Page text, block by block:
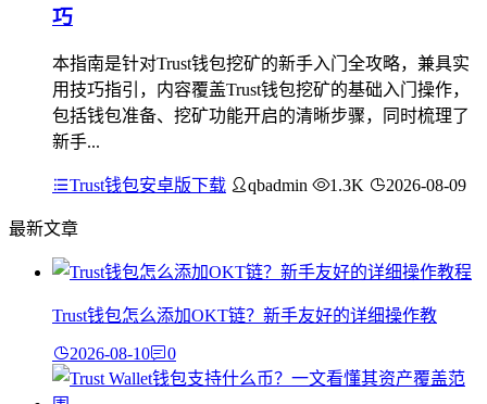
巧
本指南是针对Trust钱包挖矿的新手入门全攻略，兼具实
用技巧指引，内容覆盖Trust钱包挖矿的基础入门操作，
包括钱包准备、挖矿功能开启的清晰步骤，同时梳理了
新手...
Trust钱包安卓版下载 qbadmin 1.3K 2026-08-09
最新文章
Trust钱包怎么添加OKT链？新手友好的详细操作教
2026-08-10 0